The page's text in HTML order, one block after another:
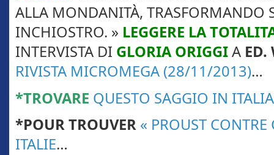
ALLA MONDANITÀ, TRASFORMANDO
INCHIOSTRO. » LEGGERE LA
INTERVISTA DI GLORIA ORIGGIA ED.
RIVISTA MICROMEGA (28/11/2013)…
*TROVARE QUESTO SAGGIO IN ITALIA
*POUR TROUVER « PROUST CONTRE
ITALIE…